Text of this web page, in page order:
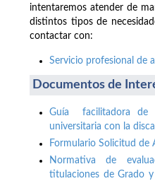
intentaremos atender de
distintos tipos de
contactar con:
Servicio profesional de
Documentos de
Guía facilitadora de
universitaria con la
Formulario Solicitud de
Normativa de
titulaciones de Grado